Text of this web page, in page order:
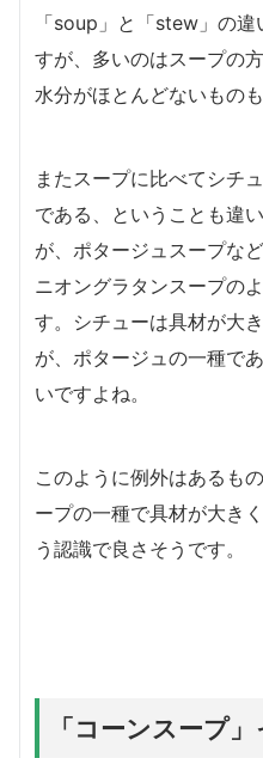
「soup」と「stew」の
すが、多いのはスープの
水分がほとんどないもの
またスープに比べてシチ
である、ということも違
が、ポタージュスープな
ニオングラタンスープの
す。シチューは具材が大
が、ポタージュの一種で
いですよね。
このように例外はあるも
ープの一種で具材が大き
う認識で良さそうです。
「コーンスープ